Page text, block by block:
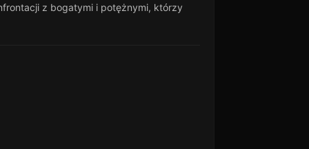
z bogatymi i potężnymi, którzy